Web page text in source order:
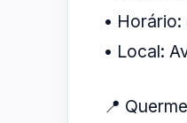
• Horário:
• Local:
📍